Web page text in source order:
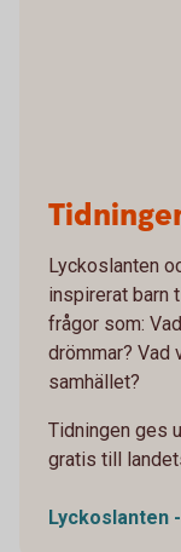
Lyckoslanten
inspirerat barn
frågor som:
drömmar? Vad
samhället?
Tidningen ges
gratis till
Lyckoslanten